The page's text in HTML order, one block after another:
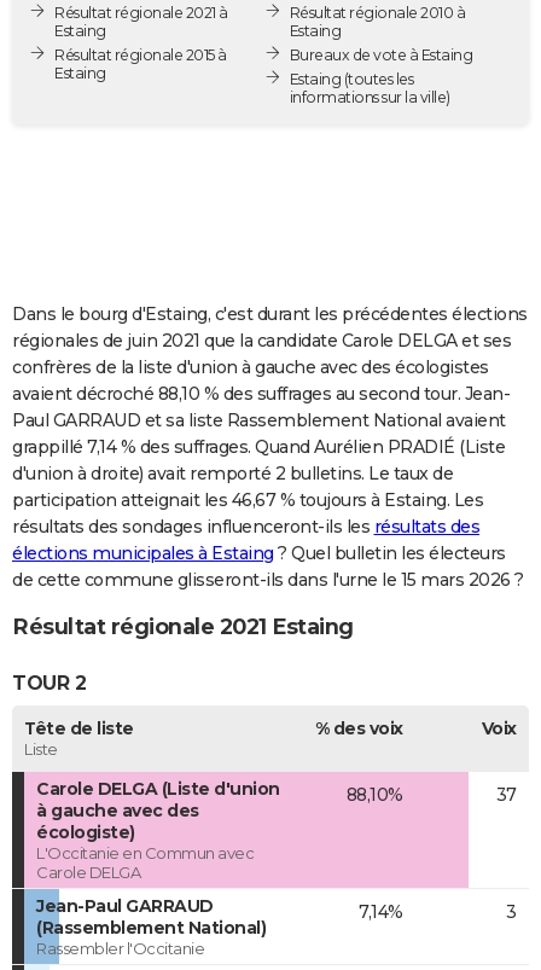
Destinations
City break
Voyage nature
Voyage de noces
Forum
PHOTO
GUIDES D'ACHAT
COPAINS D'AVANT
S'inscrire
Se connecter
Lycées
Collèges
Primaires
Universités
Entreprises
Service militaire
Avis de recherche
AVIS DE DÉCÈS
FORUM
Bricolage
Lifestyle
Culture
Sport
Auto
Television
Voyage
Cinema
Résultat régionale 2021 à
Estaing
Résultat régionale 2015 à
Estaing
Résultat régionale 2010 à
Estaing
Bureaux de vote à Estaing
Estaing (toutes les
informations sur la ville)
Dans le bourg d'Estaing, c'est durant les précédentes élections
régionales de juin 2021 que la candidate Carole DELGA et ses
confrères de la liste d'union à gauche avec des écologistes
avaient décroché 88,10 % des suffrages au second tour. Jean-
Paul GARRAUD et sa liste Rassemblement National avaient
grappillé 7,14 % des suffrages. Quand Aurélien PRADIÉ (Liste
d'union à droite) avait remporté 2 bulletins. Le taux de
participation atteignait les 46,67 % toujours à Estaing. Les
résultats des sondages influenceront-ils les résultats des
élections municipales à Estaing ? Quel bulletin les électeurs
de cette commune glisseront-ils dans l'urne le 15 mars 2026 ?
Résultat régionale 2021 Estaing
TOUR 2
Tête de liste
Liste
% des voix Voix
Carole DELGA (Liste d'union
à gauche avec des
écologiste)
L'Occitanie en Commun avec
Carole DELGA
88,10% 37
Jean-Paul GARRAUD
(Rassemblement National)
Rassembler l'Occitanie
7,14% 3